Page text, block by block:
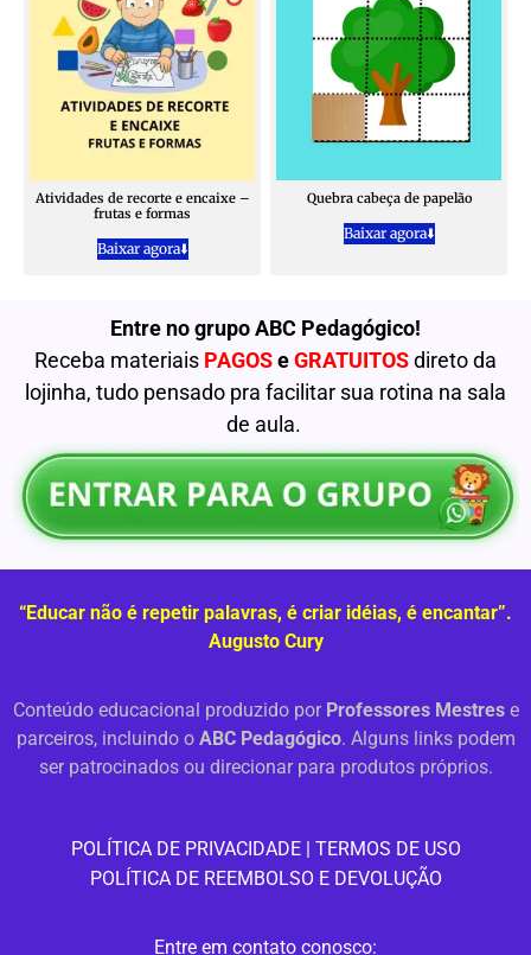
Atividades de recorte e encaixe –
frutas e formas
Baixar agora⬇️
Quebra cabeça de papelão
Baixar agora⬇️
Entre no grupo ABC Pedagógico!
Receba materiais PAGOSeGRATUITOSdireto da
lojinha, tudo pensado pra facilitar sua rotina na sala
de aula.
“Educar não é repetir palavras, é criar idéias, é encantar”.
Augusto Cury
Conteúdo educacional produzido por Professores Mestrese
parceiros, incluindo o ABC Pedagógico. Alguns links podem
ser patrocinados ou direcionar para produtos próprios.
POLÍTICA DE PRIVACIDADE| TERMOS DE USO
POLÍTICA DE REEMBOLSO E DEVOLUÇÃO
Entre em contato conosco: